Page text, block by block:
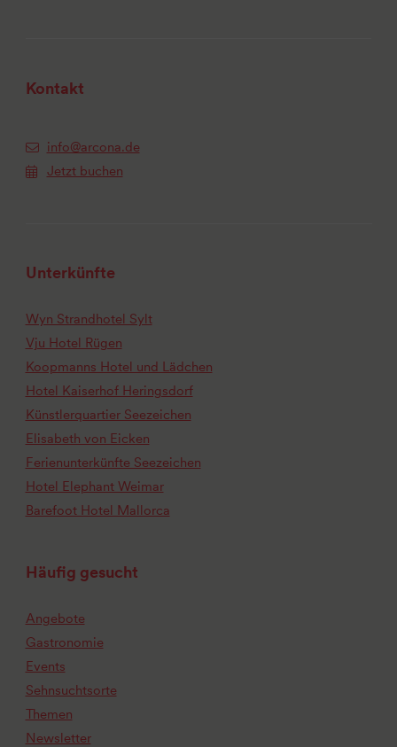
Kontakt
info@arcona.de
Jetzt buchen
Unterkünfte
Wyn Strandhotel Sylt
Vju Hotel Rügen
Koopmanns Hotel und Lädchen
Hotel Kaiserhof Heringsdorf
Künstlerquartier Seezeichen
Elisabeth von Eicken
Ferienunterkünfte Seezeichen
Hotel Elephant Weimar
Barefoot Hotel Mallorca
Häufig gesucht
Angebote
Gastronomie
Events
Sehnsuchtsorte
Themen
Newsletter